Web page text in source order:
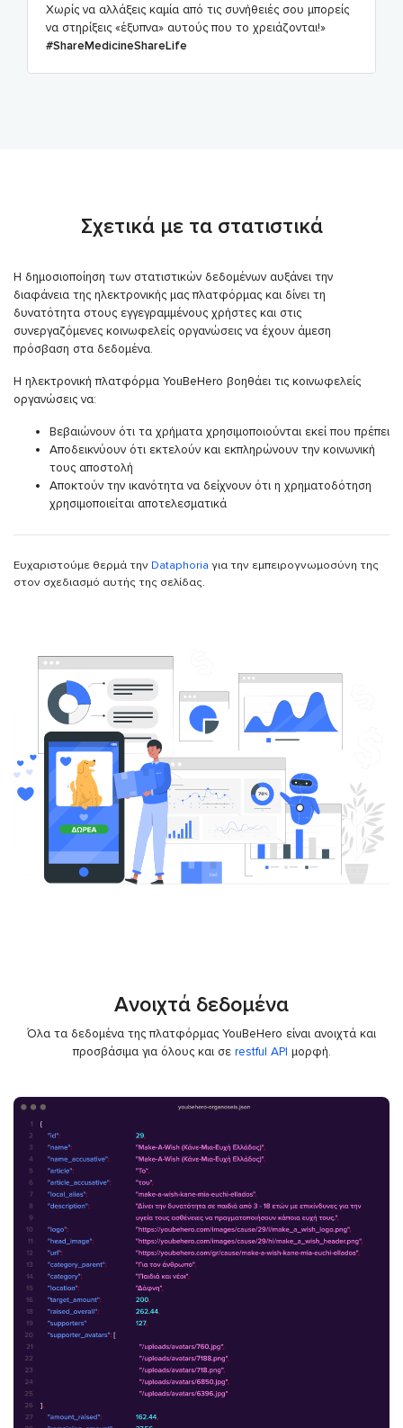
Χωρίς να αλλάξεις καμία από τις συνήθειές σου μπορείς
να στηρίξεις «έξυπνα» αυτούς που το χρειάζονται!»
#ShareMedicineShareLife
Σχετικά με τα στατιστικά
Η δημοσιοποίηση των στατιστικών δεδομένων αυξάνει την
διαφάνεια της ηλεκτρονικής μας πλατφόρμας και δίνει τη
δυνατότητα στους εγγεγραμμένους χρήστες και στις
συνεργαζόμενες κοινωφελείς οργανώσεις να έχουν άμεση
πρόσβαση στα δεδομένα.
Η ηλεκτρονική πλατφόρμα YouBeHero βοηθάει τις κοινωφελείς
οργανώσεις να:
Βεβαιώνουν ότι τα χρήματα χρησιμοποιούνται εκεί που πρέπει
Αποδεικνύουν ότι εκτελούν και εκπληρώνουν την κοινωνική
τους αποστολή
Αποκτούν την ικανότητα να δείχνουν ότι η χρηματοδότηση
χρησιμοποιείται αποτελεσματικά
Ευχαριστούμε θερμά την Dataphoria για την εμπειρογνωμοσύνη της
στον σχεδιασμό αυτής της σελίδας.
Ανοιχτά δεδομένα
Όλα τα δεδομένα της πλατφόρμας YouBeHero είναι ανοιχτά και
προσβάσιμα για όλους και σε restful API μορφή.